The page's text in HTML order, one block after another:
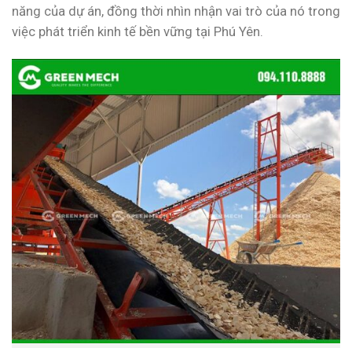
năng của dự án, đồng thời nhìn nhận vai trò của nó trong
việc phát triển kinh tế bền vững tại Phú Yên.